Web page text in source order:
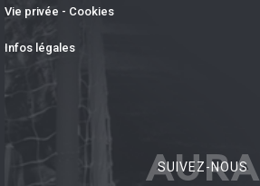
Vie privée - Cookies
Infos légales
AURA
SUIVEZ-NOUS